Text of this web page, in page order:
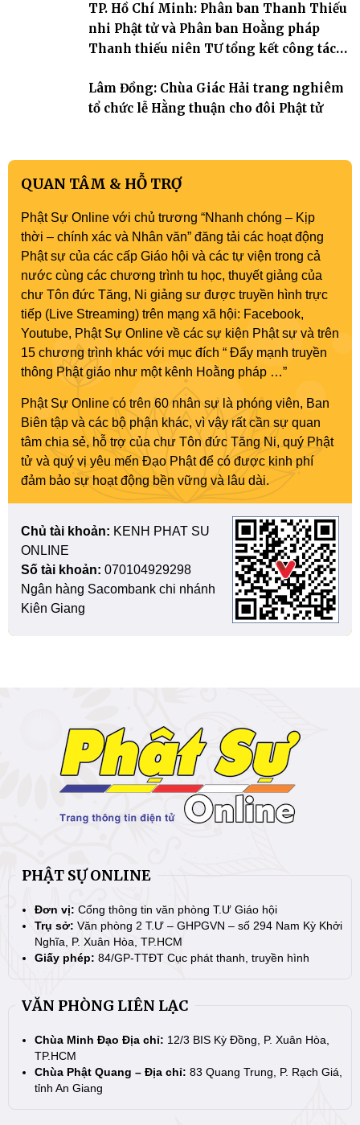
TP. Hồ Chí Minh: Phân ban Thanh Thiếu
nhi Phật tử và Phân ban Hoằng pháp
Thanh thiếu niên TƯ tổng kết công tác
Lâm Đồng: Chùa Giác Hải trang nghiêm
tổ chức lễ Hằng thuận cho đôi Phật tử
QUAN TÂM & HỖ TRỢ
Phật Sự Online với chủ trương “Nhanh chóng – Kịp
thời – chính xác và Nhân văn” đăng tải các hoạt động
Phật sự của các cấp Giáo hội và các tự viện trong cả
nước cùng các chương trình tu học, thuyết giảng của
chư Tôn đức Tăng, Ni giảng sư được truyền hình trực
tiếp (Live Streaming) trên mạng xã hội: Facebook,
Youtube, Phật Sự Online về các sự kiện Phật sự và trên
15 chương trình khác với mục đích “ Đẩy mạnh truyền
thông Phật giáo như một kênh Hoằng pháp …”
Phật Sự Online có trên 60 nhân sự là phóng viên, Ban
Biên tập và các bộ phận khác, vì vậy rất cần sự quan
tâm chia sẻ, hỗ trợ của chư Tôn đức Tăng Ni, quý Phật
tử và quý vị yêu mến Đạo Phật để có được kinh phí
đảm bảo sự hoạt động bền vững và lâu dài.
Chủ tài khoản: KENH PHAT SU
ONLINE
Số tài khoản: 070104929298
Ngân hàng Sacombank chi nhánh
Kiên Giang
PHẬT SỰ ONLINE
Đơn vị: Cổng thông tin văn phòng T.Ư Giáo hội
Trụ sở: Văn phòng 2 T.Ư – GHPGVN – số 294 Nam Kỳ Khởi
Nghĩa, P. Xuân Hòa, TP.HCM
Giấy phép: 84/GP-TTĐT Cục phát thanh, truyền hình
VĂN PHÒNG LIÊN LẠC
Chùa Minh Đạo Địa chỉ: 12/3 BIS Kỳ Đồng, P. Xuân Hòa,
TP.HCM
Chùa Phật Quang – Địa chỉ: 83 Quang Trung, P. Rạch Giá,
tỉnh An Giang